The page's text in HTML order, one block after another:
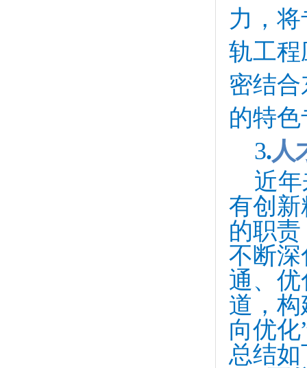
力，
轨工程
密结
的特
3.人
近
有创
的职
不断
通、
道，
向优
总结如